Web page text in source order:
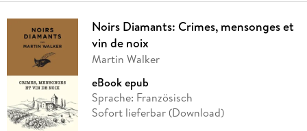
Noirs Diamants: Crimes, mensonges et
vin de noix
Martin Walker
eBook epub
Sprache: Französisch
Sofort lieferbar (Download)